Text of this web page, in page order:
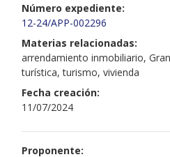
Número expediente:
12-24/APP-002296
Materias relacionadas:
arrendamiento inmobiliario,
turística, turismo, vivienda
Fecha creación:
11/07/2024
Proponente: